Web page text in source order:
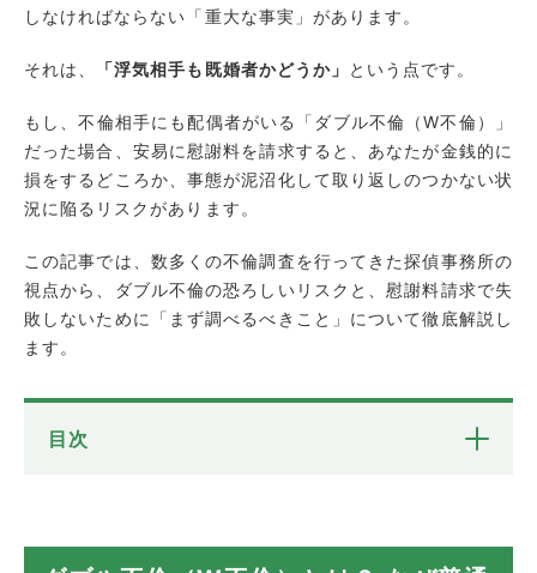
しなければならない「重大な事実」があります。
それは、 「浮気相手も既婚者かどうか」 という点です。
もし、不倫相手にも配偶者がいる「ダブル不倫（W不倫）」
だった場合、安易に慰謝料を請求すると、あなたが金銭的に
損をするどころか、事態が泥沼化して取り返しのつかない状
況に陥るリスクがあります。
この記事では、数多くの不倫調査を行ってきた探偵事務所の
視点から、ダブル不倫の恐ろしいリスクと、慰謝料請求で失
敗しないために「まず調べるべきこと」について徹底解説し
ます。
目次
慰謝料請求で「損をするケース」と「得をするケ